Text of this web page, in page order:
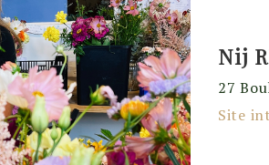
Nij
27
Site